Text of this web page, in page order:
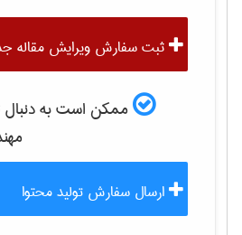
ثبت سفارش ویرایش مقاله
ممکن است به دنبال
ارسال سفارش تولید محتوا